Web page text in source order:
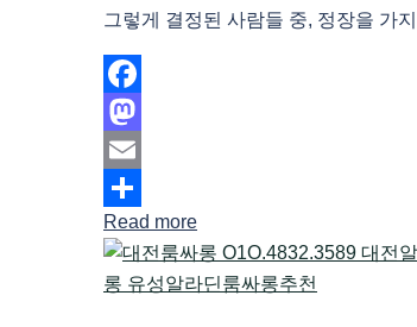
그렇게 결정된 사람들 중, 정장을 가
Facebook
Mastodon
Email
Share
Read more